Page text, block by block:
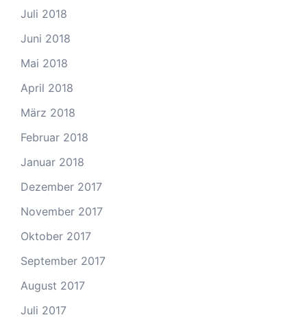
Juli 2018
Juni 2018
Mai 2018
April 2018
März 2018
Februar 2018
Januar 2018
Dezember 2017
November 2017
Oktober 2017
September 2017
August 2017
Juli 2017